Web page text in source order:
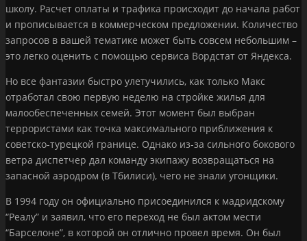
школу. Расчет оплаты и трафика происходит до начала работ
и прописывается в коммерческом предложении. Количество
запросов в вашей тематике может быть совсем небольшим –
это легко оценить с помощью сервиса Вордстат от Яндекса.
Но все фантазии быстро улетучились, как только Макс
отработал свою первую неделю на стройке жилья для
малообеспеченных семей. Этот момент был выбран
террористами как точка максимального приближения к
советско-турецкой границе. Однако из-за сильного бокового
ветра диспетчер дал команду экипажу возвращаться на
запасной аэродром (в Тбилиси), чего не знали угонщики.
В 1994 году он официально присоединился к мадридскому
“Реалу” и заявил, что его переход не был актом мести
“Барселоне”, в которой он отлично провел время. Он был